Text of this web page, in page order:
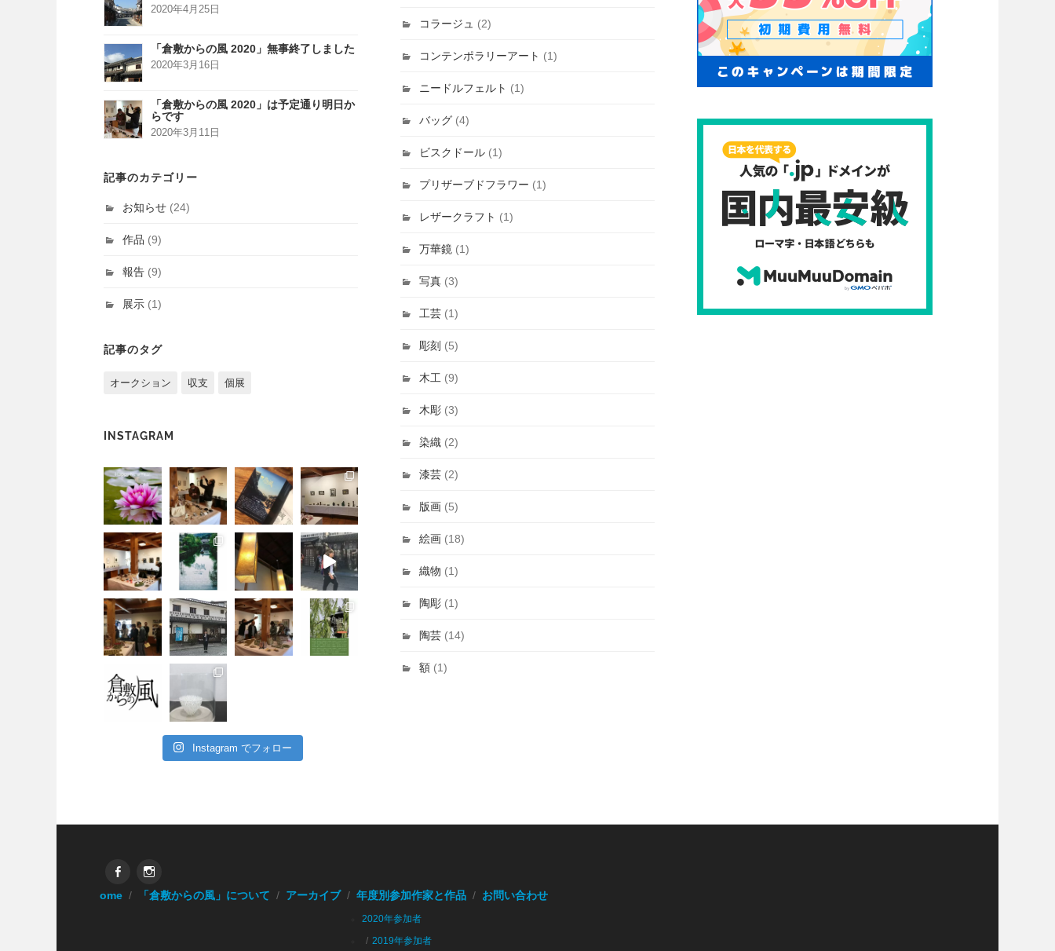
2020年4月25日
「倉敷からの風 2020」無事終了しました
2020年3月16日
「倉敷からの風 2020」は予定通り明日か
らです
2020年3月11日
記事のカテゴリー
お知らせ (24)
作品 (9)
報告 (9)
展示 (1)
記事のタグ
オークション 収支 個展
INSTAGRAM
Instagram でフォロー
コラージュ (2)
コンテンポラリーアート (1)
ニードルフェルト (1)
バッグ (4)
ビスクドール (1)
プリザーブドフラワー (1)
レザークラフト (1)
万華鏡 (1)
写真 (3)
工芸 (1)
彫刻 (5)
木工 (9)
木彫 (3)
染織 (2)
漆芸 (2)
版画 (5)
絵画 (18)
織物 (1)
陶彫 (1)
陶芸 (14)
額 (1)
FacebookInstagram
Home 「倉敷からの風」について アーカイブ 年度別参加作家と作品
2020年参加者
2019年参加者
お問い合わせ